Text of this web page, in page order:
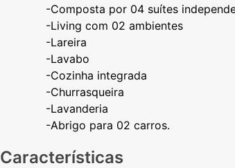
-Composta por 04 suítes
-Living com 02 ambientes
-Lareira
-Lavabo
-Cozinha integrada
-Churrasqueira
-Lavanderia
Características